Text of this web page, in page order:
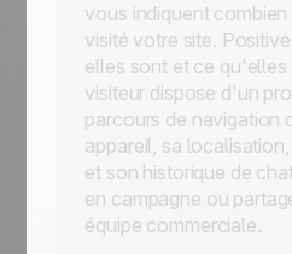
vous indiquent
visité votre site.
elles sont et ce
visiteur dispose d'un
parcours de navigation
appareil, sa
et son historique de
en campagne ou
équipe commerciale.